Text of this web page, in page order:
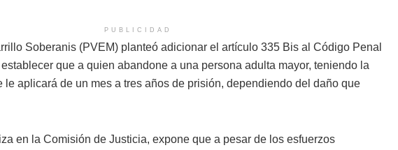
PUBLICIDAD
Soberanis (PVEM) planteó adicionar el artículo 335 Bis al Código Penal
que a quien abandone a una persona adulta mayor, teniendo la
aplicará de un mes a tres años de prisión, dependiendo del daño que
en la Comisión de Justicia, expone que a pesar de los esfuerzos